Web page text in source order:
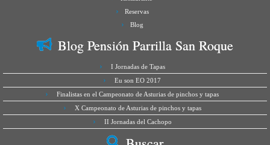
Reservas
Blog
Blog Pensión Parrilla San Roque
I Jornadas de Tapas
Eu son EO 2017
Finalistas en el Campeonato de Asturias de pinchos y tapas
X Campeonato de Asturias de pinchos y tapas
II Jornadas del Cachopo